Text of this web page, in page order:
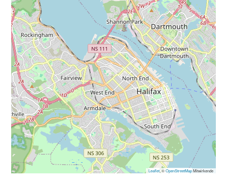
Leaflet, ©OpenStreetMapMitwirkende